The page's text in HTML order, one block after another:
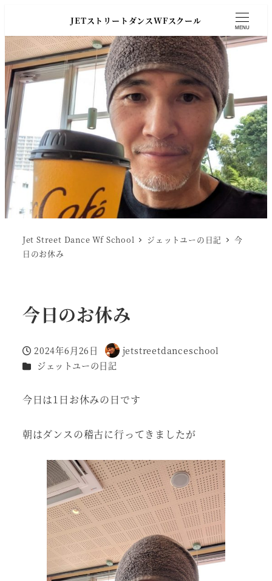
JETストリートダンスWFスクール
MENU
Jet Street Dance Wf School ジェットユーの日記
今
日のお休み
今日のお休み
投稿日
2024年6月26日
著
者
jetstreetdanceschool
カテゴリー
ジェットユーの日記
今日は1日お休みの日です
朝はダンスの稽古に行ってきましたが